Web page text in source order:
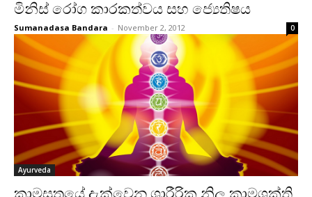
මිනිස්‌ රෝග කාරකත්වය සහ ජ්‍යෙතිෂය
Sumanadasa Bandara - November 2, 2012 0
Ayurveda
කාමසූත්‍රයේ දැක්‌වෙන ශාරීරික නිල කාමශක්‌ති